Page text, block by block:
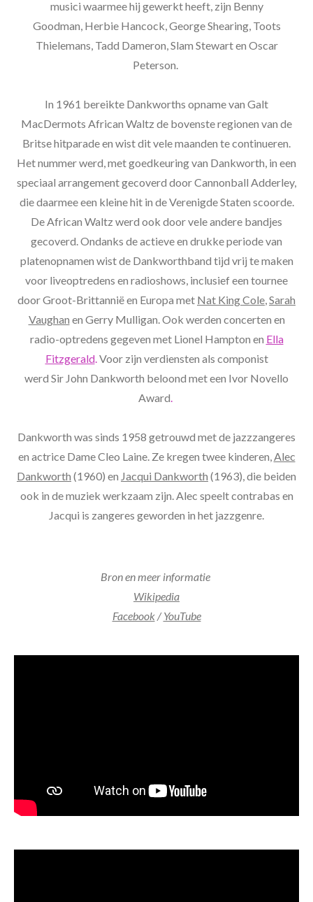
musici waarmee hij gewerkt heeft, zijn Benny
Goodman, Herbie Hancock, George Shearing, Toots
Thielemans, Tadd Dameron, Slam Stewart en Oscar
Peterson.
In 1961 bereikte Dankworths opname van Galt
MacDermots African Waltz de bovenste regionen van de
Britse hitparade en wist dit vele maanden te continueren.
Het nummer werd, met goedkeuring van Dankworth, in een
speciaal arrangement gecoverd door Cannonball Adderley,
die daarmee een kleine hit in de Verenigde Staten scoorde.
De African Waltz werd ook door vele andere bandjes
gecoverd. Ondanks de actieve en drukke periode van
platenopnamen wist de Dankworthband tijd vrij te maken
voor liveoptredens en radioshows, inclusief een tournee
door Groot-Brittannië en Europa met Nat King Cole,Sarah
Vaughan en Gerry Mulligan. Ook werden concerten en
radio-optredens gegeven met Lionel Hampton en Ella
Fitzgerald.Voor zijn verdiensten als componist
werd Sir John Dankworth beloond met een Ivor Novello
Award.
Dankworth was sinds 1958 getrouwd met de jazzzangeres
en actrice Dame Cleo Laine. Ze kregen twee kinderen,Alec
Dankworth (1960) en Jacqui Dankworth (1963), die beiden
ook in de muziek werkzaam zijn. Alec speelt contrabas en
Jacqui is zangeres geworden in het jazzgenre.
Bron en meer informatie
Wikipedia
Facebook/YouTube